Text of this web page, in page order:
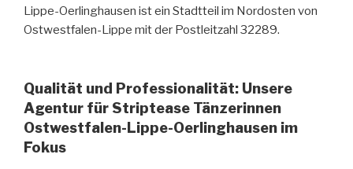
Lippe-Oerlinghausen ist ein Stadtteil im Nordosten von
Ostwestfalen-Lippe mit der Postleitzahl 32289.
Qualität und Professionalität: Unsere
Agentur für Striptease Tänzerinnen
Ostwestfalen-Lippe-Oerlinghausen im
Fokus